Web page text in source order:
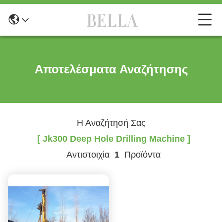
Αποτελέσματα Αναζήτησης
Η Αναζήτησή Σας
[ Jk300 Deep Hole Drilling Machine ]
Αντιστοιχία 1Προϊόντα